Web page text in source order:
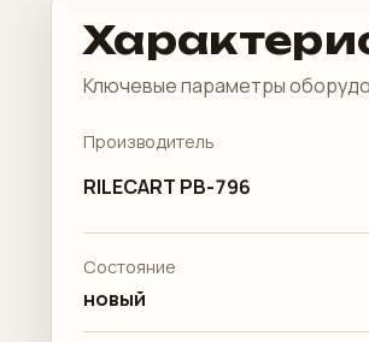
Ключевые параметры
Производитель
RILECART PB-796
Состояние
новый